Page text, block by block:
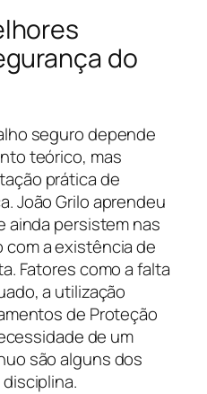
do
seguro depende
teórico, mas
prática de
João Grilo aprendeu
ainda persistem nas
com a existência de
Fatores como a falta
a utilização
de Proteção
de um
são alguns dos